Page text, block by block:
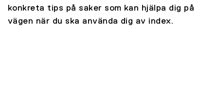
konkreta tips på saker som kan hjälpa dig på
vägen när du ska använda dig av index.